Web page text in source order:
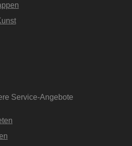
Service-Angebote